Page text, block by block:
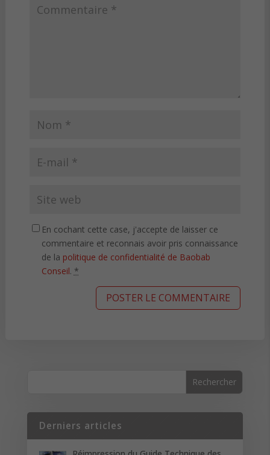
En cochant cette case, j'accepte de laisser ce
commentaire et reconnais avoir pris connaissance
de la politique de confidentialité de Baobab
Conseil. *
Derniers articles